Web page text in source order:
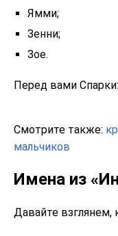
Ямми;
Зенни;
Зое.
Перед вами Спарки:
Смотрите также:
мальчиков
Имена из
Давайте взглянем,